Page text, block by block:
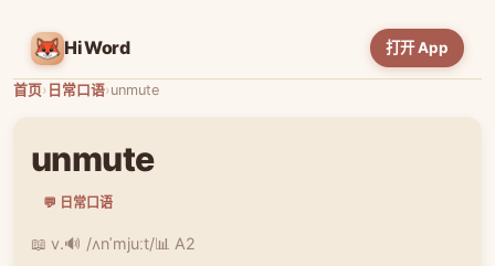
HiWord 打开 App
首页› 日常口语›unmute
unmute
💬 日常口语
📖 v.🔊 /ʌnˈmjuːt/📊 A2